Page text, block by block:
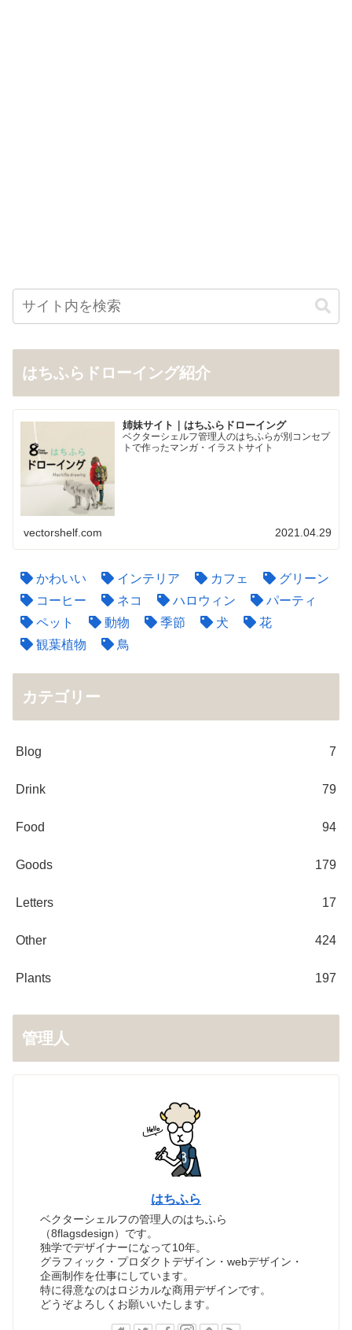
はちふらドローイング紹介
姉妹サイト｜はちふらドローイング
ベクターシェルフ管理人のはちふらが別コンセプ
トで作ったマンガ・イラストサイト
vectorshelf.com 2021.04.29
かわいい インテリア カフェ
グリーン
コーヒー
ネコ ハロウィン
パーティ
ペット
動物 季節 犬
花
観葉植物
鳥
カテゴリー
Blog 7
Drink 79
Food 94
Goods 179
Letters 17
Other 424
Plants 197
管理人
はちふら
ベクターシェルフの管理人のはちふら
（8flagsdesign）です。
独学でデザイナーになって10年。
グラフィック・プロダクトデザイン・webデザイン・
企画制作を仕事にしています。
特に得意なのはロジカルな商用デザインです。
どうぞよろしくお願いいたします。